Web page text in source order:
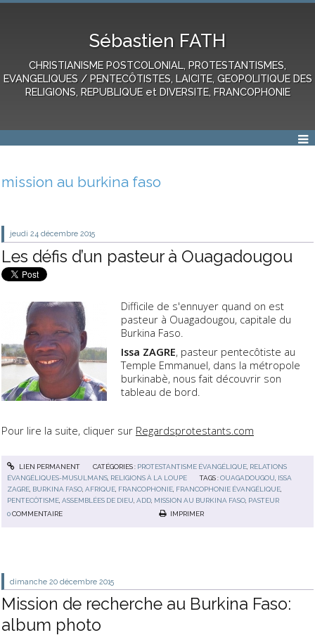
Sébastien FATH
CHRISTIANISME POSTCOLONIAL, PROTESTANTISMES,
EVANGELIQUES / PENTECÔTISTES, LAICITE, GEOPOLITIQUE DES
RELIGIONS, REPUBLIQUE et DIVERSITE, FRANCOPHONIE
mission au burkina faso
jeudi 24 décembre 2015
Les défis d’un pasteur à Ouagadougou
Difficile de s'ennuyer quand on est
pasteur à Ouagadougou, capitale du
Burkina Faso.
Issa ZAGRE, pasteur pentecôtiste au
Temple Emmanuel, dans la métropole
burkinabè, nous fait découvrir son
tableau de bord.
Pour lire la suite, cliquer sur Regardsprotestants.com
LIEN PERMANENT CATÉGORIES : PROTESTANTISME ÉVANGÉLIQUE, RELATIONS
ÉVANGÉLIQUES-MUSULMANS RELIGIONS À LA LOUPE TAGS :OUAGADOUGOU ISSA
ZAGRE BURKINA FASO ,AFRIQUE FRANCOPHONIE FRANCOPHONIE ÉVANGÉLIQUE
PENTECÔTISME ,ASSEMBLÉES DE DIEU ,ADD MISSION AU BURKINA FASO PASTEUR
0COMMENTAIRE IMPRIMER
dimanche 20 décembre 2015
Mission de recherche au Burkina Faso:
album photo